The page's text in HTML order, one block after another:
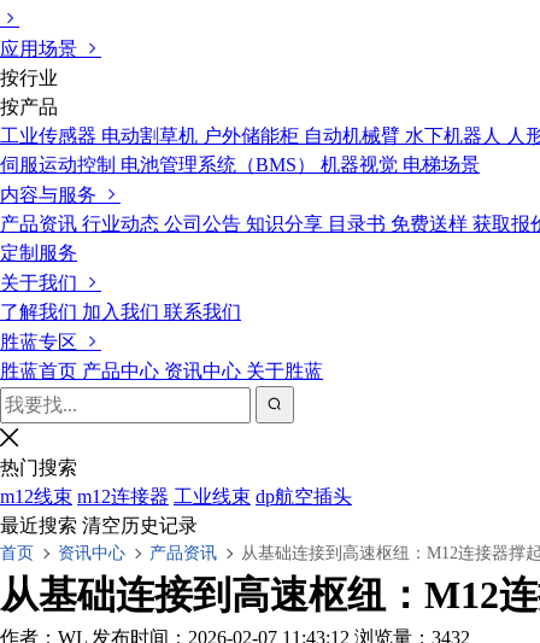
应用场景
按行业
按产品
工业传感器 电动割草机 户外储能柜 自动机械臂 水下机器人
人
伺服运动控制 电池管理系统（BMS） 机器视觉 电梯场景
内容与服务
产品资讯 行业动态 公司公告 知识分享 目录书 免费送样 获取报
定制服务
关于我们
了解我们 加入我们 联系我们
胜蓝专区
胜蓝首页 产品中心 资讯中心 关于胜蓝
热门搜索
m12线束 m12连接器 工业线束 dp航空插头
最近搜索 清空历史记录
首页 资讯中心 产品资讯 从基础连接到高速枢纽：M12连接器撑
从基础连接到高速枢纽：M12
作者：WL 发布时间：2026-02-07 11:43:12 浏览量：3432